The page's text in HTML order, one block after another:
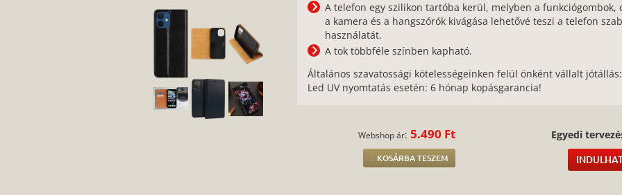
A telefon egy szilikon tartóba kerül, melyben a funkciógombok,
a kamera és a hangszórók kivágása lehetővé teszi a telefon
használatát.
A tok többféle színben kapható.
Általános szavatossági kötelességeinken felül önként vállalt jótállás:
Led UV nyomtatás esetén: 6 hónap kopásgarancia!
Webshop ár:5.490 Ft
KOSÁRBA TESZEM
Egyedi